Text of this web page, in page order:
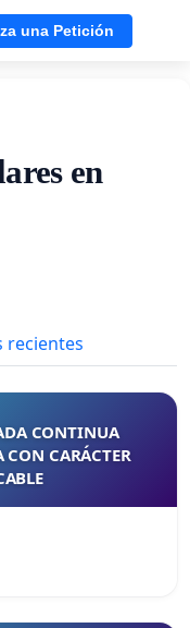
una Petición
en
recientes
CONTINUA
CARÁCTER